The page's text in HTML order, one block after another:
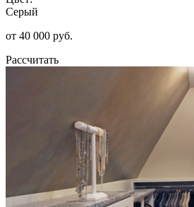
Серый
от 40 000 руб.
Рассчитать